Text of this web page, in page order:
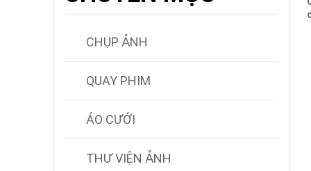
CHỤP ẢNH
QUAY PHIM
ÁO CƯỚI
THƯ VIỆN ẢNH